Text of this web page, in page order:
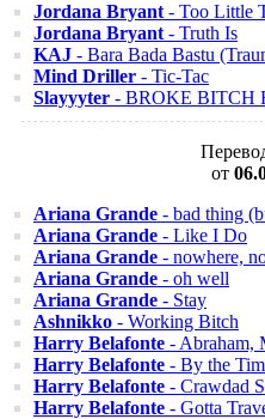
Jordana Bryant - Too Little
Jordana Bryant - Truth Is
KAJ - Bara Bada Bastu
Mind Driller - Tic-Tac
Slayyyter - BROKE BITCH
от
Ariana Grande - bad thing
Ariana Grande - Like I Do
Ariana Grande - nowhere,
Ariana Grande - oh well
Ariana Grande - Stay
Ashnikko - Working Bitch
Harry Belafonte - Abraham,
Harry Belafonte - By the
Harry Belafonte - Crawdad
Harry Belafonte - Gotta